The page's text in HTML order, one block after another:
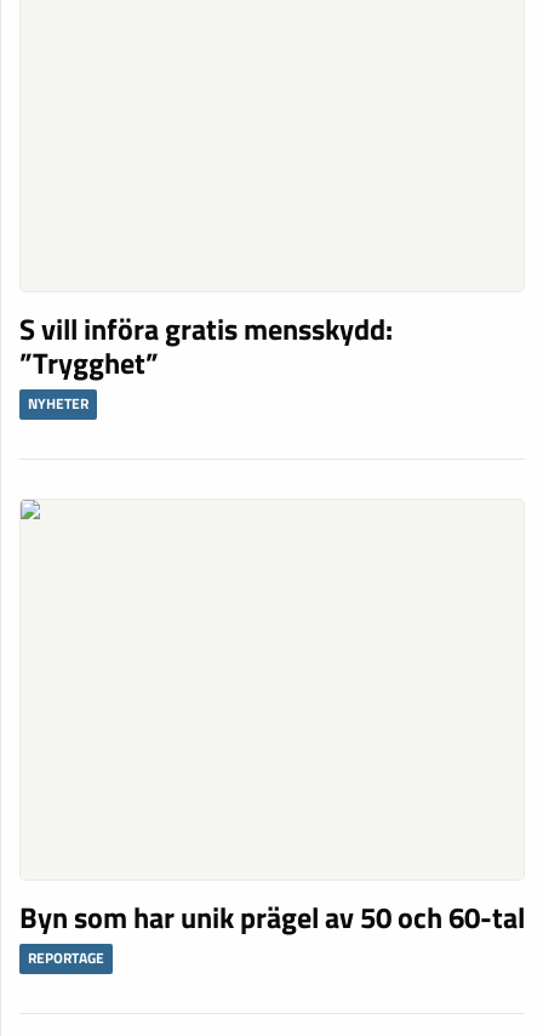
S vill införa gratis mensskydd:
”Trygghet”
NYHETER
Byn som har unik prägel av 50 och 60-tal
REPORTAGE